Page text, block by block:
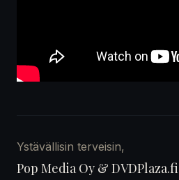
Ystävällisin terveisin,
Pop Media Oy &